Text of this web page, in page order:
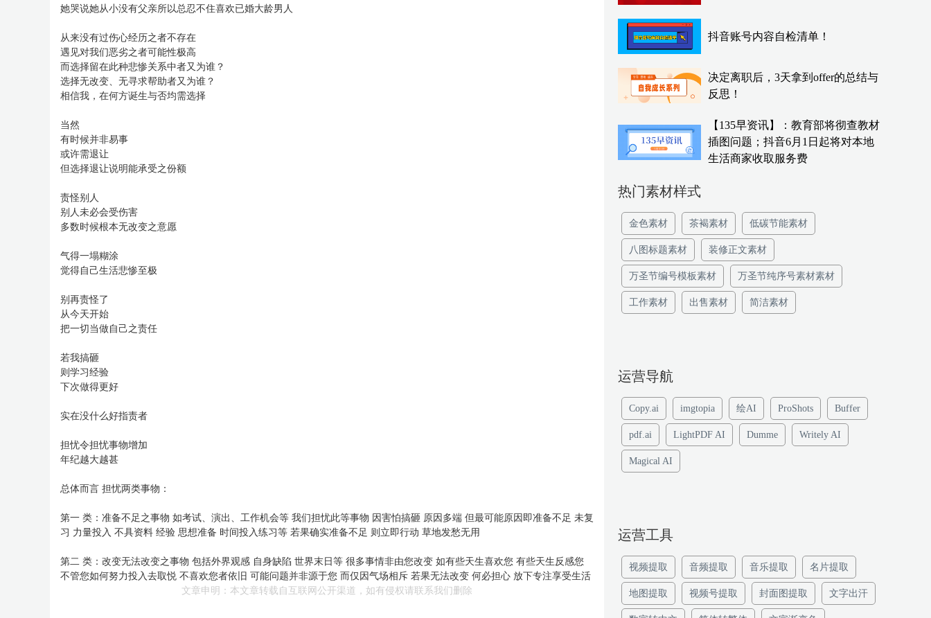
她哭说她从小没有父亲所以总忍不住喜欢已婚大龄男人
从来没有过伤心经历之者不存在
遇见对我们恶劣之者可能性极高
而选择留在此种悲惨关系中者又为谁？
选择无改变、无寻求帮助者又为谁？
相信我，在何方诞生与否均需选择
当然
有时候并非易事
或许需退让
但选择退让说明能承受之份额
责怪别人
别人未必会受伤害
多数时候根本无改变之意愿
气得一塌糊涂
觉得自己生活悲惨至极
别再责怪了
从今天开始
把一切当做自己之责任
若我搞砸
则学习经验
下次做得更好
实在没什么好指责者
担忧令担忧事物增加
年纪越大越甚
总体而言 担忧两类事物：
第一 类：准备不足之事物 如考试、演出、工作机会等 我们担忧此等事物 因害怕搞砸 原因多端 但最可能原因即准备不足 未复
习 力量投入 不具资料 经验 思想准备 时间投入练习等 若果确实准备不足 则立即行动 草地发愁无用
第二 类：改变无法改变之事物 包括外界观感 自身缺陷 世界末日等 很多事情非由您改变 如有些天生喜欢您 有些天生反感您
不管您如何努力投入去取悦 不喜欢您者依旧 可能问题并非源于您 而仅因气场相斥 若果无法改变 何必担心 放下专注享受生活
文章申明：本文章转载自互联网公开渠道，如有侵权请联系我们删除
抖音账号内容自检清单！
决定离职后，3天拿到offer的总结与
反思！
【135早资讯】：教育部将彻查教材
插图问题；抖音6月1日起将对本地
生活商家收取服务费
热门素材样式
金色素材 茶褐素材 低碳节能素材
八图标题素材 装修正文素材
万圣节编号模板素材 万圣节纯序号素材素材
工作素材 出售素材 简洁素材
运营导航
Copy.ai imgtopia 绘AI ProShots Buffer
pdf.ai LightPDF AI Dumme Writely AI
Magical AI
运营工具
视频提取 音频提取 音乐提取 名片提取
地图提取 视频号提取 封面图提取 文字出汗